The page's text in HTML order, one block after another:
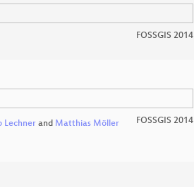
FOSSGIS 2014
Lechnerand Matthias Möller FOSSGIS 2014